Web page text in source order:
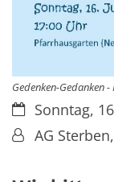
Gedenken-Gedanken
Datum:Sonntag,
Von:AG